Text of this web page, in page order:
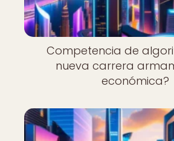
Competencia de
nueva carrera
económica?